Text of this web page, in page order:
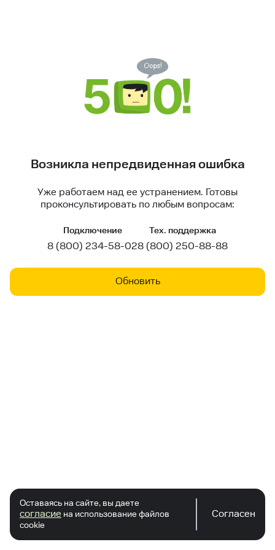
Возникла непредвиденная ошибка
Уже работаем над ее устранением. Готовы
проконсультировать по любым вопросам:
Подключение
8 (800) 234-58-02
Тех. поддержка
8 (800) 250-88-88
Обновить
Оставаясь на сайте, вы даете
согласие на использование файлов
cookie
Согласен